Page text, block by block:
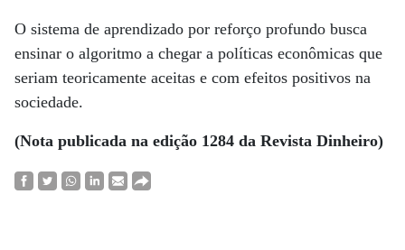
O sistema de aprendizado por reforço profundo busca
ensinar o algoritmo a chegar a políticas econômicas que
seriam teoricamente aceitas e com efeitos positivos na
sociedade.
(Nota publicada na edição 1284 da Revista Dinheiro)